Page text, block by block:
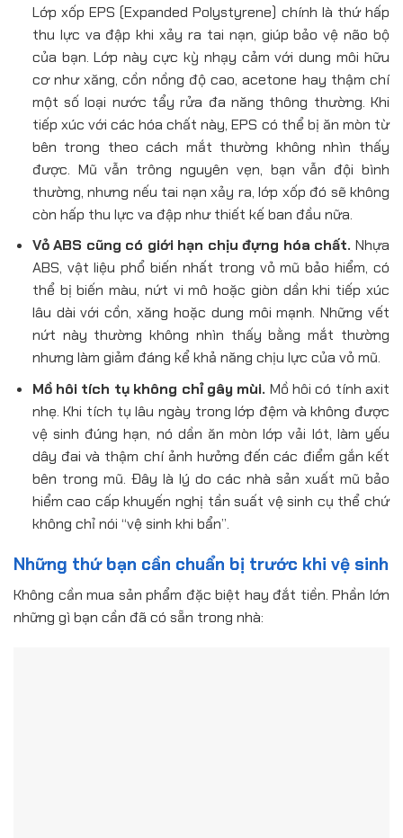
Lớp xốp EPS (Expanded Polystyrene) chính là thứ hấp
thu lực va đập khi xảy ra tai nạn, giúp bảo vệ não bộ
của bạn. Lớp này cực kỳ nhạy cảm với dung môi hữu
cơ như xăng, cồn nồng độ cao, acetone hay thậm chí
một số loại nước tẩy rửa đa năng thông thường. Khi
tiếp xúc với các hóa chất này, EPS có thể bị ăn mòn từ
bên trong theo cách mắt thường không nhìn thấy
được. Mũ vẫn trông nguyên vẹn, bạn vẫn đội bình
thường, nhưng nếu tai nạn xảy ra, lớp xốp đó sẽ không
còn hấp thu lực va đập như thiết kế ban đầu nữa.
Vỏ ABS cũng có giới hạn chịu đựng hóa chất. Nhựa
ABS, vật liệu phổ biến nhất trong vỏ mũ bảo hiểm, có
thể bị biến màu, nứt vi mô hoặc giòn dần khi tiếp xúc
lâu dài với cồn, xăng hoặc dung môi mạnh. Những vết
nứt này thường không nhìn thấy bằng mắt thường
nhưng làm giảm đáng kể khả năng chịu lực của vỏ mũ.
Mồ hôi tích tụ không chỉ gây mùi. Mồ hôi có tính axit
nhẹ. Khi tích tụ lâu ngày trong lớp đệm và không được
vệ sinh đúng hạn, nó dần ăn mòn lớp vải lót, làm yếu
dây đai và thậm chí ảnh hưởng đến các điểm gắn kết
bên trong mũ. Đây là lý do các nhà sản xuất mũ bảo
hiểm cao cấp khuyến nghị tần suất vệ sinh cụ thể chứ
không chỉ nói “vệ sinh khi bẩn”.
Những thứ bạn cần chuẩn bị trước khi vệ sinh
Không cần mua sản phẩm đặc biệt hay đắt tiền. Phần lớn
những gì bạn cần đã có sẵn trong nhà: